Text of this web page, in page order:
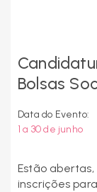
Bolsas
Data do Evento:
1 a 30 de junho
Estão
inscrições